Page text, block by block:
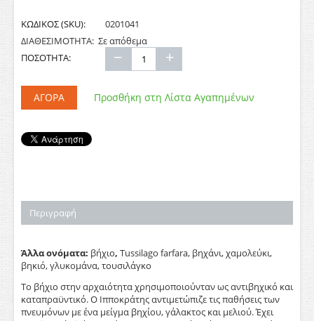
ΚΩΔΙΚΟΣ (SKU):
0201041
ΔΙΑΘΕΣΙΜΟΤΗΤΑ: Σε απόθεμα
ΠΟΣΟΤΗΤΑ:
+
−
ΑΓΟΡΆ Προσθήκη στη Λίστα Αγαπημένων
Περιγραφή
Άλλα ονόματα: βήχιο, Tussilago farfara, βηχάνι, χαμολεύκι,
βηκιό, γλυκομάνα, τουσιλάγκο
Το βήχιο στην αρχαιότητα χρησιμοποιούνταν ως αντιβηχικό και
καταπραϋντικό. Ο Ιπποκράτης αντιμετώπιζε τις παθήσεις των
πνευμόνων με ένα μείγμα βηχίου, γάλακτος και μελιού. Έχει